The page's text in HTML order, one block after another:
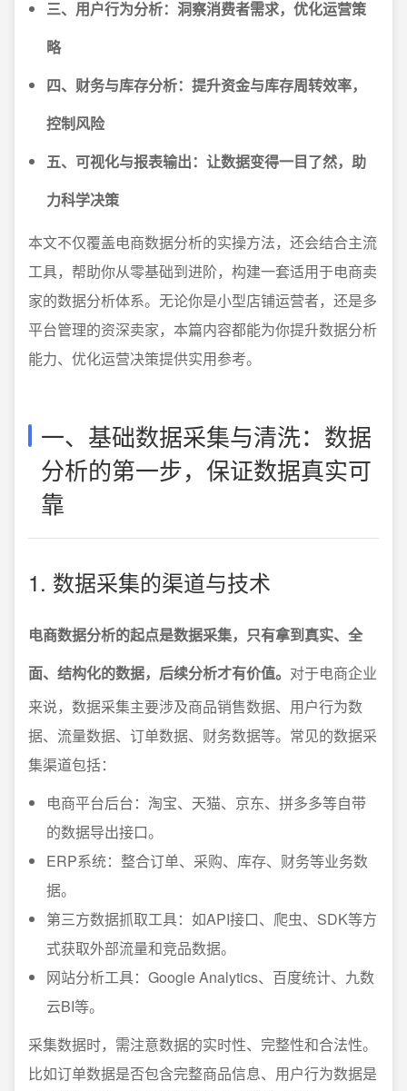
三、用户行为分析：洞察消费者需求，优化运营策
略
四、财务与库存分析：提升资金与库存周转效率，
控制风险
五、可视化与报表输出：让数据变得一目了然，助
力科学决策
本文不仅覆盖电商数据分析的实操方法，还会结合主流
工具，帮助你从零基础到进阶，构建一套适用于电商卖
家的数据分析体系。无论你是小型店铺运营者，还是多
平台管理的资深卖家，本篇内容都能为你提升数据分析
能力、优化运营决策提供实用参考。
一、基础数据采集与清洗：数据
分析的第一步，保证数据真实可
靠
1. 数据采集的渠道与技术
电商数据分析的起点是数据采集，只有拿到真实、全
面、结构化的数据，后续分析才有价值。 对于电商企业
来说，数据采集主要涉及商品销售数据、用户行为数
据、流量数据、订单数据、财务数据等。常见的数据采
集渠道包括：
电商平台后台：淘宝、天猫、京东、拼多多等自带
的数据导出接口。
ERP系统：整合订单、采购、库存、财务等业务数
据。
第三方数据抓取工具：如API接口、爬虫、SDK等方
式获取外部流量和竞品数据。
网站分析工具：Google Analytics、百度统计、九数
云BI等。
采集数据时，需注意数据的实时性、完整性和合法性。
比如订单数据是否包含完整商品信息、用户行为数据是